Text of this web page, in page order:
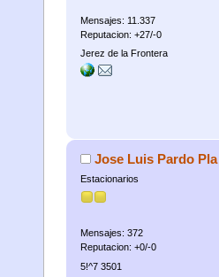
Mensajes: 11.337
Reputacion: +27/-0
Jerez de la Frontera
Jose Luis Pardo Pla
Estacionarios
Mensajes: 372
Reputacion: +0/-0
5!^7 3501